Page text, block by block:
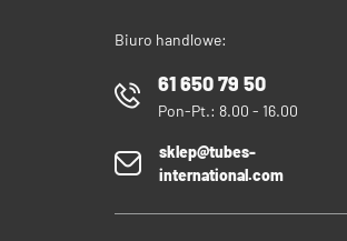
Biuro handlowe:
61 650 79 50
Pon-Pt.: 8.00 - 16.00
sklep@tubes-
international.com